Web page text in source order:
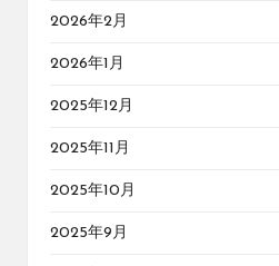
2026年2月
2026年1月
2025年12月
2025年11月
2025年10月
2025年9月